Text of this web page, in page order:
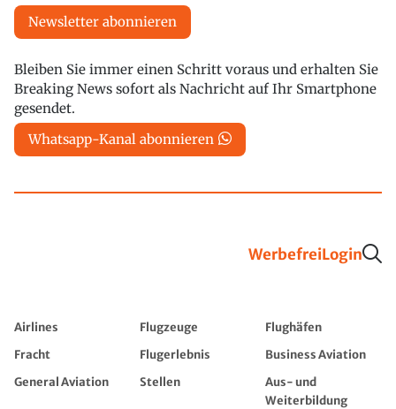
Newsletter abonnieren
Bleiben Sie immer einen Schritt voraus und erhalten Sie
Breaking News sofort als Nachricht auf Ihr Smartphone
gesendet.
Whatsapp-Kanal abonnieren
WerbefreiLogin
Airlines Flugzeuge
Flughäfen
Fracht
Flugerlebnis
Business Aviation
General Aviation
Stellen
Aus- und
Weiterbildung